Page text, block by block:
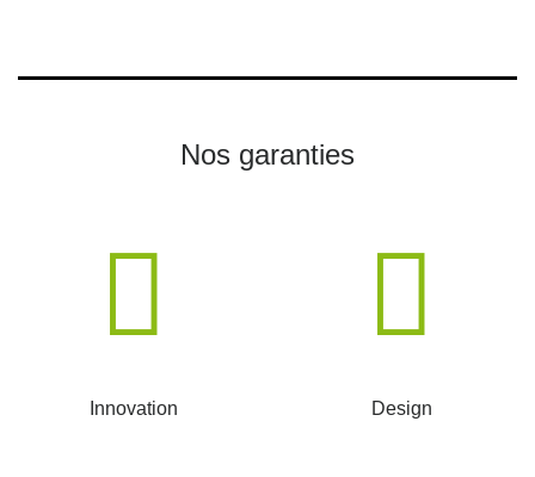
Nos garanties
Innovation Design